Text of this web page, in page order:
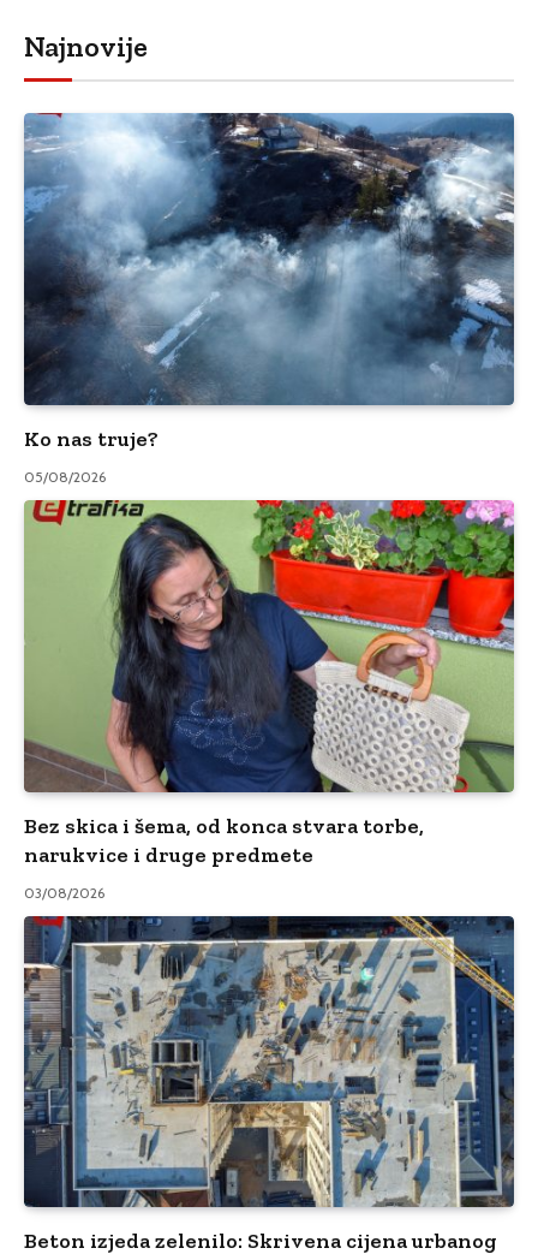
Najnovije
Ko nas truje?
05/08/2026
Bez skica i šema, od konca stvara torbe,
narukvice i druge predmete
03/08/2026
Beton izjeda zelenilo: Skrivena cijena urbanog